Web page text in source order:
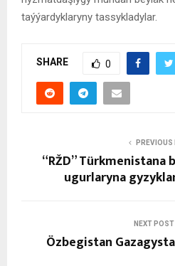
taýýardyklaryny tassykladylar.
SHARE 0
PREVIOUS
“RŽD” Türkmenistana
ugurlaryna
NEXT POST
Özbegistan